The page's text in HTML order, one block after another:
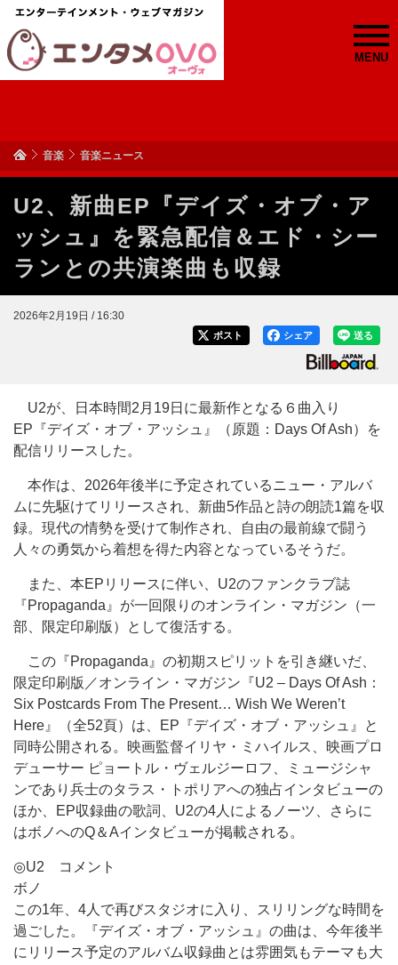
MENU
音楽 音楽ニュース
U2、新曲EP『デイズ・オブ・ア
ッシュ』を緊急配信＆エド・シー
ランとの共演楽曲も収録
2026年2月19日 / 16:30
送る
シェア
ポスト
U2が、日本時間2月19日に最新作となる６曲入り
EP『デイズ・オブ・アッシュ』（原題：Days Of Ash）を
配信リリースした。
本作は、2026年後半に予定されているニュー・アルバ
ムに先駆けてリリースされ、新曲5作品と詩の朗読1篇を収
録。現代の情勢を受けて制作され、自由の最前線で闘う
人々の勇気から着想を得た内容となっているそうだ。
また、本EPリリースに伴い、U2のファンクラブ誌
『Propaganda』が一回限りのオンライン・マガジン（一
部、限定印刷版）として復活する。
この『Propaganda』の初期スピリットを引き継いだ、
限定印刷版／オンライン・マガジン『U2 – Days Of Ash：
Six Postcards From The Present… Wish We Weren’t
Here』（全52頁）は、EP『デイズ・オブ・アッシュ』と
同時公開される。映画監督イリヤ・ミハイルス、映画プロ
デューサー ピョートル・ヴェルジーロフ、ミュージシャ
ンであり兵士のタラス・トポリアへの独占インタビューの
ほか、EP収録曲の歌詞、U2の4人によるノーツ、さらに
はボノへのQ＆Aインタビューが掲載される。
◎U2 コメント
ボノ
この1年、4人で再びスタジオに入り、スリリングな時間を
過ごした。『デイズ・オブ・アッシュ』の曲は、今年後半
にリリース予定のアルバム収録曲とは雰囲気もテーマも大